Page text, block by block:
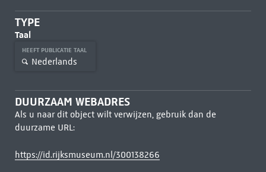
TYPE
Taal
HEEFT PUBLICATIE TAAL
Nederlands
DUURZAAM WEBADRES
Als u naar dit object wilt verwijzen, gebruik dan de
duurzame URL:
https://id.rijksmuseum.nl/300138266